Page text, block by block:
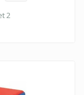
2